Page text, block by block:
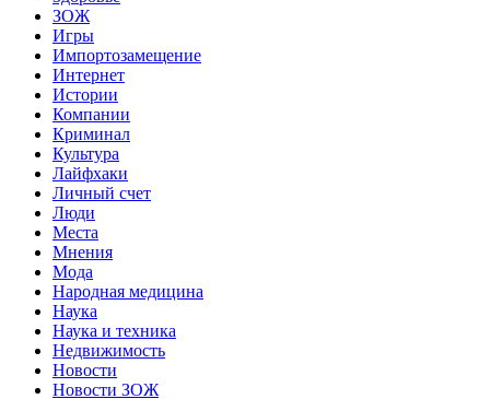
ЗОЖ
Игры
Импортозамещение
Интернет
Истории
Компании
Криминал
Культура
Лайфхаки
Личный счет
Люди
Места
Мнения
Мода
Народная медицина
Наука
Наука и техника
Недвижимость
Новости
Новости ЗОЖ